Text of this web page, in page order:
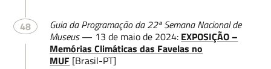
48
Guia da Programação da 22ª Semana Nacional de
Museus— 13 de maio de 2024: EXPOSIÇÃO –
Memórias Climáticas das Favelas no
MUF [Brasil-PT]